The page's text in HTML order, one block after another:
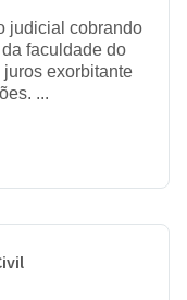
judicial cobrando
faculdade do
exorbitante
...